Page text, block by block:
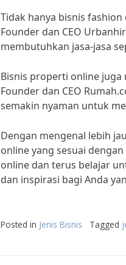
Tidak hanya bisnis
Founder dan CEO
membutuhkan jasa-jasa
Bisnis properti online juga
Founder dan CEO
semakin nyaman untuk
Dengan mengenal lebih
online yang sesuai
online dan terus belajar
dan inspirasi bagi Anda
Posted in Jenis Bisnis Tagged